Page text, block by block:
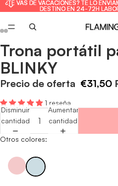
¿TE VAS DE VACACIONES? TE LO
DESTINO EN 24-72H
¿TE VAS DE VACACIONES? TE LO
DESTINO EN 24-72H
Abrir
imagen
a
pantalla
Abrir
imagen
a
pantalla
Abrir
imagen
a
pantalla
Abrir
imagen
a
pantalla
Abrir
imagen
a
pantalla
Abrir
imagen
a
pantalla
Trona portátil
BLINKY
Precio de oferta €31,50
1 reseña
Disminuir
cantidad
Aumentar
cantidad
Otros colores: